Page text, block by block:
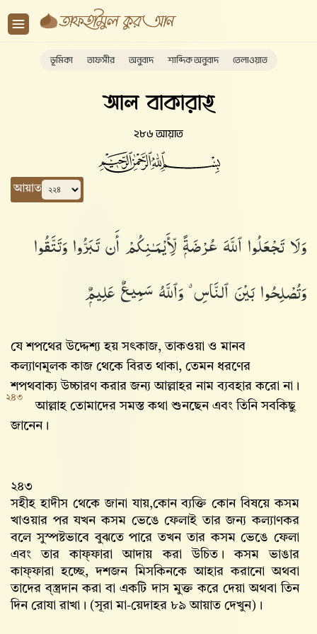
ভূমিকা তাফসীর অনুবাদ শাব্দিক অনুবাদ তেলাওয়াত
আল বাকারাহ
২৮৬ আয়াত
আয়াত
وَلَا تَجْعَلُوا۟ ٱللَّهَ عُرْضَةًۭ لِّأَيْمَـٰنِكُمْ أَن تَبَرُّوا۟ وَتَتَّقُوا۟
وَتُصْلِحُوا۟ بَيْنَ ٱلنَّاسِ ۗ وَٱللَّهُ سَمِيعٌ عَلِيمٌۭ
যে শপথের উদ্দেশ্য হয় সৎকাজ, তাকওয়া ও মানব
কল্যাণমূলক কাজ থেকে বিরত থাকা, তেমন ধরণের
শপথবাক্য উচ্চারণ করার জন্য আল্লাহর নাম ব্যবহার করো না।
২৪৩
আল্লাহ তোমাদের সমস্ত কথা শুনছেন এবং তিনি সবকিছু
জানেন।
২৪৩
সহীহ হাদীস থেকে জানা যায়,কোন ব্যক্তি কোন বিষয়ে কসম
খাওয়ার পর যখন কসম ভেঙে ফেলাই তার জন্য কল্যাণকর
বলে সুস্পষ্টভাবে বুঝতে পারে তখন তার কসম ভেঙে ফেলা
এবং তার কাফ্‌ফারা আদায় করা উচিত। কসম ভাঙার
কাফ্‌ফারা হচ্ছে, দশজন মিসকিনকে আহার করানো অথবা
তাদের ব্স্ত্রদান করা বা একটি দাস মুক্ত করে দেয়া অথবা তিন
দিন রোযা রাখা। (সূরা মা-য়েদাহর ৮৯ আয়াত দেখুন)।